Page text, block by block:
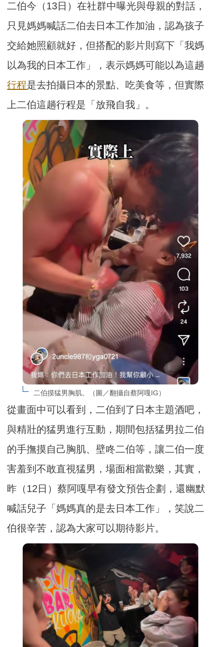
二伯今（13日）在社群中曝光與母親的對話，
只見媽媽喊話二伯去日本工作加油，認為孩子
交給她照顧就好，但搭配的影片則寫下「我媽
以為我的日本工作」，表示媽媽可能以為這趟
行程是去拍攝日本的景點、吃美食等，但實際
上二伯這趟行程是「放飛自我」。
二伯摸猛男胸肌。（圖／翻攝自蔡阿嘎IG）
從畫面中可以看到，二伯到了日本主題酒吧，
與精壯的猛男進行互動，期間包括猛男拉二伯
的手撫摸自己胸肌、壁咚二伯等，讓二伯一度
害羞到不敢直視猛男，場面相當歡樂，其實，
昨（12日）蔡阿嘎早有發文預告企劃，還幽默
喊話兒子「媽媽真的是去日本工作」，笑說二
伯很辛苦，認為大家可以期待影片。